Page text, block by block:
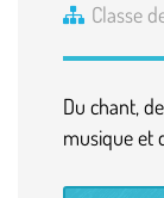
Classe
Du chant,
musique et